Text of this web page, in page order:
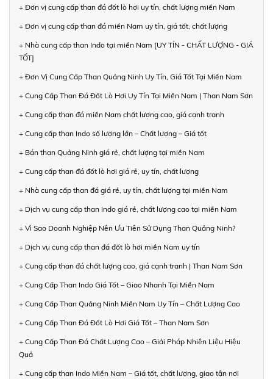
+ Đơn vị cung cấp than đá đốt lò hơi uy tín, chất lượng miền Nam
+ Đơn vị cung cấp than đá miền Nam uy tín, giá tốt, chất lượng
+ Nhà cung cấp than Indo tại miền Nam [UY TÍN - CHẤT LƯỢNG - GIÁ
TỐT]
+ Đơn Vị Cung Cấp Than Quảng Ninh Uy Tín, Giá Tốt Tại Miền Nam
+ Cung Cấp Than Đá Đốt Lò Hơi Uy Tín Tại Miền Nam | Than Nam Sơn
+ Cung cấp than đá miền Nam chất lượng cao, giá cạnh tranh
+ Cung cấp than Indo số lượng lớn – Chất lượng – Giá tốt
+ Bán than Quảng Ninh giá rẻ, chất lượng tại miền Nam
+ Cung cấp than đá đốt lò hơi giá rẻ, uy tín, chất lượng
+ Nhà cung cấp than đá giá rẻ, uy tín, chất lượng tại miền Nam
+ Dịch vụ cung cấp than Indo giá rẻ, chất lượng cao tại miền Nam
+ Vì Sao Doanh Nghiệp Nên Ưu Tiên Sử Dụng Than Quảng Ninh?
+ Dịch vụ cung cấp than đá đốt lò hơi miền Nam uy tín
+ Cung cấp than đá chất lượng cao, giá cạnh tranh | Than Nam Sơn
+ Cung Cấp Than Indo Giá Tốt – Giao Nhanh Tại Miền Nam
+ Cung Cấp Than Quảng Ninh Miền Nam Uy Tín – Chất Lượng Cao
+ Cung Cấp Than Đá Đốt Lò Hơi Giá Tốt – Than Nam Sơn
+ Cung Cấp Than Đá Chất Lượng Cao – Giải Pháp Nhiên Liệu Hiệu
Quả
+ Cung cấp than Indo Miền Nam – Giá tốt, chất lượng, giao tận nơi